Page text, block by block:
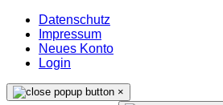
Datenschutz
Impressum
Neues Konto
Login
×